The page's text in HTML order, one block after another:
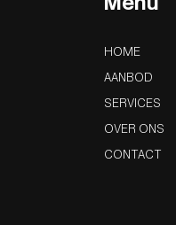
Menu
HOME
AANBOD
SERVICES
OVER ONS
CONTACT